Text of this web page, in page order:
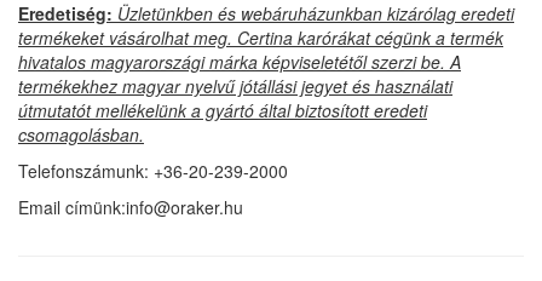
Eredetiség: Üzletünkben és webáruházunkban kizárólag eredeti
termékeket vásárolhat meg. Certina karórákat cégünk a termék
hivatalos magyarországi márka képviseletétől szerzi be. A
termékekhez magyar nyelvű jótállási jegyet és használati
útmutatót mellékelünk a gyártó által biztosított eredeti
csomagolásban.
Telefonszámunk: +36-20-239-2000
Email címünk:info@oraker.hu